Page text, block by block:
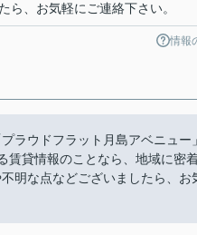
ら、お気軽にご連絡下さい。
情報
ラウドフラット月島アベニュー
賃貸情報のことなら、地域に密
明な点などございましたら、お